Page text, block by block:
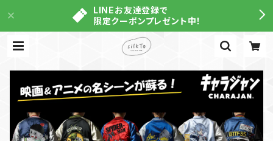
LINEお友達登録で
限定クーポンプレゼント中！